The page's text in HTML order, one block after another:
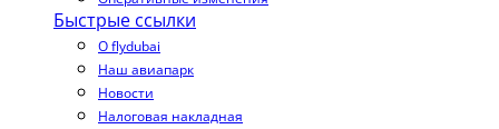
Быстрые ссылки
О flydubai
Наш авиапарк
Новости
Налоговая накладная